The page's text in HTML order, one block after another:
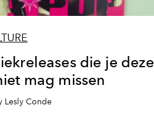
die je deze
mag missen
Lesly Conde